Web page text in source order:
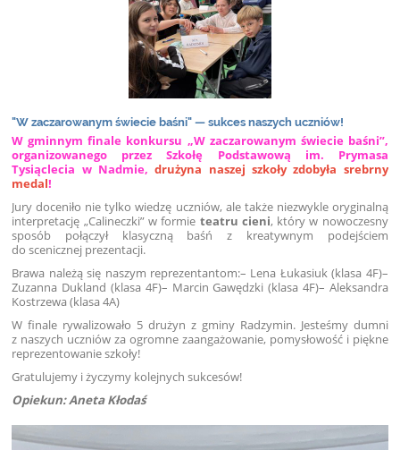
"W zaczarowanym świecie baśni" — sukces naszych uczniów!
W gminnym finale konkursu „W zaczarowanym świecie baśni”,
organizowanego przez Szkołę Podstawową im. Prymasa
Tysiąclecia w Nadmie,drużyna naszej szkoły zdobyła srebrny
medal!
Jury doceniło nie tylko wiedzę uczniów, ale także niezwykle oryginalną
interpretację „Calineczki” w formie teatru cieni, który w nowoczesny
sposób połączył klasyczną baśń z kreatywnym podejściem
do scenicznej prezentacji.
Brawa należą się naszym reprezentantom:– Lena Łukasiuk (klasa 4F)–
Zuzanna Dukland (klasa 4F)– Marcin Gawędzki (klasa 4F)– Aleksandra
Kostrzewa (klasa 4A)
W finale rywalizowało 5 drużyn z gminy Radzymin. Jesteśmy dumni
z naszych uczniów za ogromne zaangażowanie, pomysłowość i piękne
reprezentowanie szkoły!
Gratulujemy i życzymy kolejnych sukcesów!
Opiekun: Aneta Kłodaś